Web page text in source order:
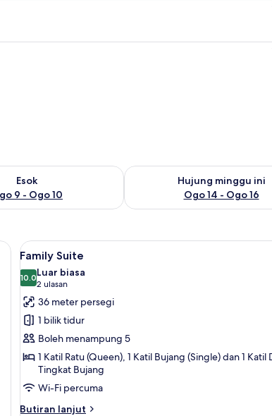
Esok
9 - Ogo 10
untuk esok Ogo 9 - Ogo 10
Hujung minggu ini
Ogo 14 - Ogo 16
Semak ketersediaan untuk
dalam bilik, meja, kalis bunyi, seterika/papan seterika
Lihat
semua
foto
untuk
Family
Suite
Family Suite | Peti besi
7
Family Suite
10.010.0 daripada 10
Luar biasa
2 ulasan
(2
ulasan)
36 meter persegi
1 bilik tidur
Boleh menampung 5
1 Katil Ratu (Queen), 1 Katil Bujang (Single) dan 1 Katil
Tingkat Bujang
Wi-Fi percuma
Butiran lanjut
Butiran